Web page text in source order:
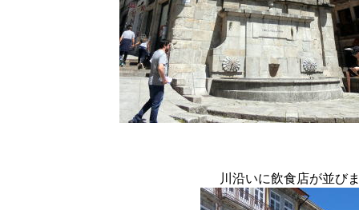
川沿いに飲食店が並び